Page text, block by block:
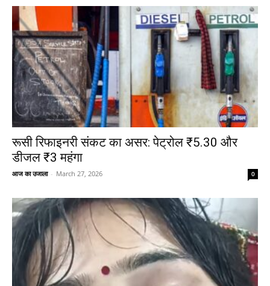
रूसी रिफाइनरी संकट का असर: पेट्रोल ₹5.30 और
डीजल ₹3 महंगा
आज का उजाला - March 27, 2026 0